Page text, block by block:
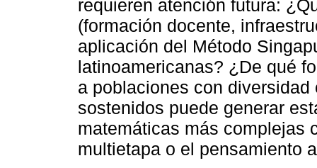
requieren atención futura:
(formación docente,
aplicación del Método
latinoamericanas? ¿De qué
a poblaciones con
sostenidos puede generar
matemáticas más complejas
multietapa o el pensamiento